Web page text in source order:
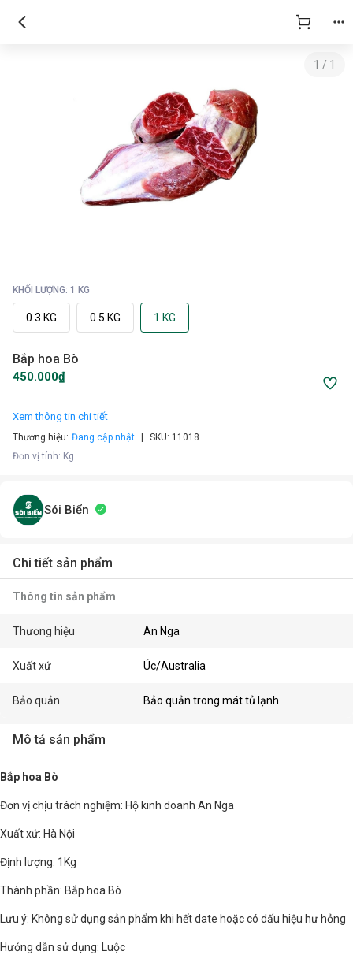
1 / 1
KHỐI LƯỢNG: 1 KG
0.3 KG 0.5 KG 1 KG
Bắp hoa Bò
450.000₫
Xem thông tin chi tiết
Thương hiệu: Đang cập nhật SKU: 11018
Đơn vị tính: Kg
Sói Biển
Chi tiết sản phẩm
Thông tin sản phẩm
Thương hiệu An Nga
Xuất xứ Úc/Australia
Bảo quản Bảo quản trong mát tủ lạnh
Mô tả sản phẩm
Bắp hoa Bò
Đơn vị chịu trách nghiệm: Hộ kinh doanh An Nga
Xuất xứ: Hà Nội
Định lượng: 1Kg
Thành phần: Bắp hoa Bò
Lưu ý: Không sử dụng sản phẩm khi hết date hoặc có dấu hiệu hư hỏng
Hướng dẫn sử dụng: Luộc